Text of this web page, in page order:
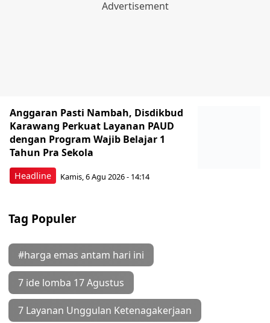
Headline
Anggaran Pasti Nambah, Disdikbud
Karawang Perkuat Layanan PAUD
dengan Program Wajib Belajar 1
Tahun Pra Sekola
Kamis, 6 Agu 2026 - 14:14
Tag Populer
#harga emas antam hari ini
7 ide lomba 17 Agustus
7 Layanan Unggulan Ketenagakerjaan